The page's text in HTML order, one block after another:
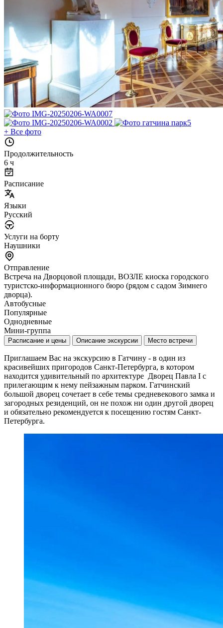
+ Все фото
Продолжительность
6 ч
Расписание
Языки
Русский
Услуги на борту
Наушники
Отправление
Встреча на Дворцовой площади, ВОЗЛЕ киоска городского
туристско-информационного бюро (рядом с садом Зимнего
дворца).
Автобусные
Популярные
Однодневные
Мини-группа
Расписание и цены Описание экскурсии Место встречи
Приглашаем Вас на экскурсию в Гатчину - в один из
красивейших пригородов Санкт-Петербурга, в котором
находится удивительный по архитектуре Дворец Павла I c
прилегающим к нему пейзажным парком. Гатчинский
большой дворец сочетает в себе темы средневекового замка и
загородных резиденций, он не похож ни один другой дворец
и обязательно рекомендуется к посещению гостям Санкт-
Петербурга.